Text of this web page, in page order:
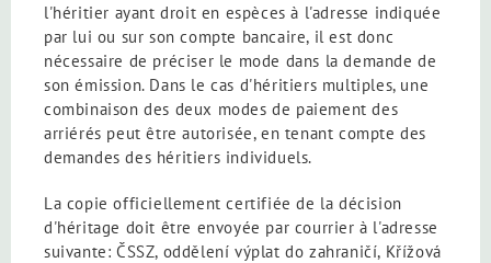
l'héritier ayant droit en espèces à l'adresse indiquée
par lui ou sur son compte bancaire, il est donc
nécessaire de préciser le mode dans la demande de
son émission. Dans le cas d'héritiers multiples, une
combinaison des deux modes de paiement des
arriérés peut être autorisée, en tenant compte des
demandes des héritiers individuels.
La copie officiellement certifiée de la décision
d'héritage doit être envoyée par courrier à l'adresse
suivante: ČSSZ, oddělení výplat do zahraničí, Křížová